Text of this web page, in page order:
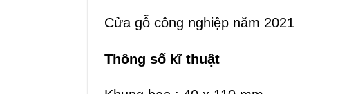
Cửa gỗ công nghiệp năm 2021
Thông số kĩ thuật